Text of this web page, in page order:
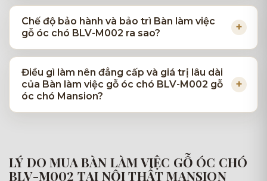
Chế độ bảo hành và bảo trì Bàn làm việc
gỗ óc chó BLV-M002 ra sao?
Điều gì làm nên đẳng cấp và giá trị lâu dài
của Bàn làm việc gỗ óc chó BLV-M002 gỗ
óc chó Mansion?
LÝ DO MUA BÀN LÀM VIỆC GỖ ÓC CHÓ
BLV-M002 TẠI NỘI THẤT MANSION